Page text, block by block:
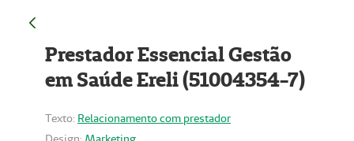
Prestador Essencial Gestão
em Saúde Ereli (51004354-7)
Texto: Relacionamento com prestador